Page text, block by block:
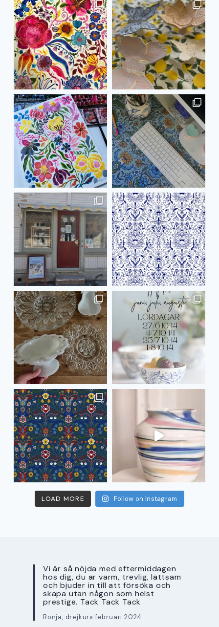
LOAD MORE Follow on Instagram
Vi är så nöjda med eftermiddagen
hos dig, du är varm, trevlig, lättsam
och bjuder in till att försöka och
skapa utan någon som helst
prestige. Tack Tack Tack
Ronja, drejkurs februari 2024